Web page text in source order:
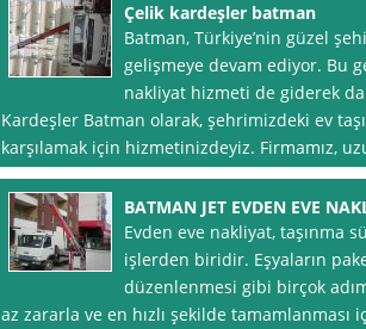
Çelik kardeşler batman
Batman, Türkiye’nin güzel
gelişmeye devam ediyor. Bu
nakliyat hizmeti de giderek
Kardeşler Batman olarak, şehrimizdeki ev
karşılamak için hizmetinizdeyiz. Firmamız,
BATMAN JET EVDEN EVE
Evden eve nakliyat, taşınma
işlerden biridir. Eşyaların
düzenlenmesi gibi birçok
az zararla ve en hızlı şekilde